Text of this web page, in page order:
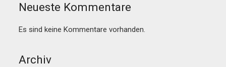
Neueste Kommentare
Es sind keine Kommentare vorhanden.
Archiv